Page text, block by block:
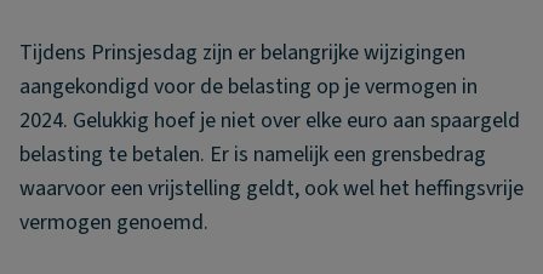
Tijdens Prinsjesdag zijn er belangrijke wijzigingen
aangekondigd voor de belasting op je vermogen in
2024. Gelukkig hoef je niet over elke euro aan spaargeld
belasting te betalen. Er is namelijk een grensbedrag
waarvoor een vrijstelling geldt, ook wel het heffingsvrije
vermogen genoemd.